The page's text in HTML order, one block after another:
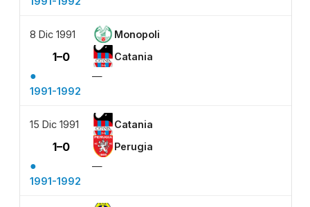
8 Dic 1991 Monopoli
1–0 Catania
●
—
1991-1992
15 Dic 1991 Catania
1–0 Perugia
●
—
1991-1992